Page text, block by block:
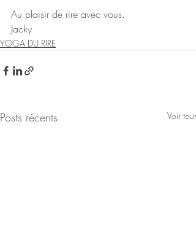
Au plaisir de rire avec vous.
Jacky
YOGA DU RIRE
Posts récents Voir tout